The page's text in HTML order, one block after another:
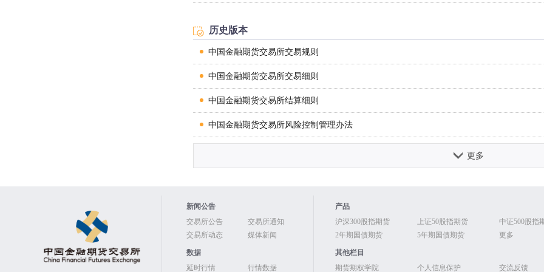
中国金融期货交易所10年期国债期货合约交易细则
中国金融期货交易所30年期国债期货合约交易细则
中国金融期货交易所国债期货合约期转现交易细则
中国金融期货交易所国债期货合约交割细则
中国金融期货交易所股指期权合约交易细则
关于沪深300股指期权合约上市交易有关事项的通知
关于落实穿透式监管相关要求的通知
关于国债作为保证金业务的通知
关于开展国债期货期转现交易有关事项的通知
历史版本
中国金融期货交易所交易规则
中国金融期货交易所交易细则
中国金融期货交易所结算细则
中国金融期货交易所风险控制管理办法
中国金融期货交易所套期保值与套利交易管理办法
中国金融期货交易所结算会员结算业务细则
更多
新闻公告
交易所公告
交易所通知
交易所动态
媒体新闻
数据
延时行情
行情数据
产品
沪深300股指期货
上证50股指期货
中证500股指
2年期国债期货
5年期国债期货 更多
其他栏目
期货期权学院
个人信息保护 交流反馈